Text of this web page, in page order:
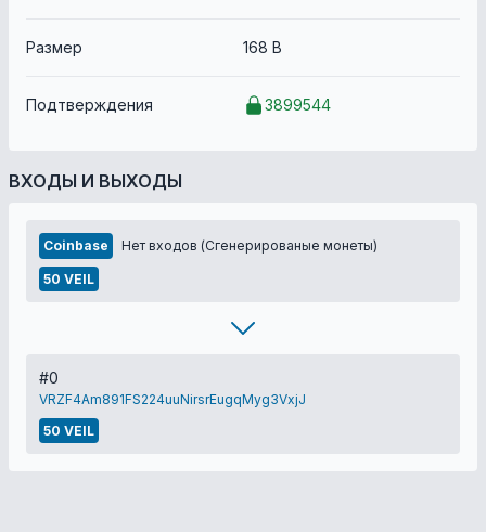
Размер 168 B
Подтверждения 3899544
ВХОДЫ И ВЫХОДЫ
Coinbase Нет входов (Сгенерированые монеты)
50 VEIL
#0
VRZF4Am891FS224uuNirsrEugqMyg3VxjJ
50 VEIL